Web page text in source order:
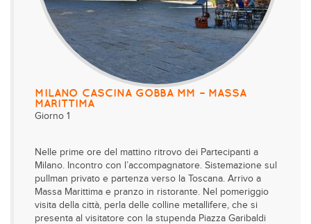
MILANO CASCINA GOBBA MM – MASSA
MARITTIMA
Giorno 1
Nelle prime ore del mattino ritrovo dei Partecipanti a
Milano. Incontro con l’accompagnatore. Sistemazione sul
pullman privato e partenza verso la Toscana. Arrivo a
Massa Marittima e pranzo in ristorante. Nel pomeriggio
visita della città, perla delle colline metallifere, che si
presenta al visitatore con la stupenda Piazza Garibaldi